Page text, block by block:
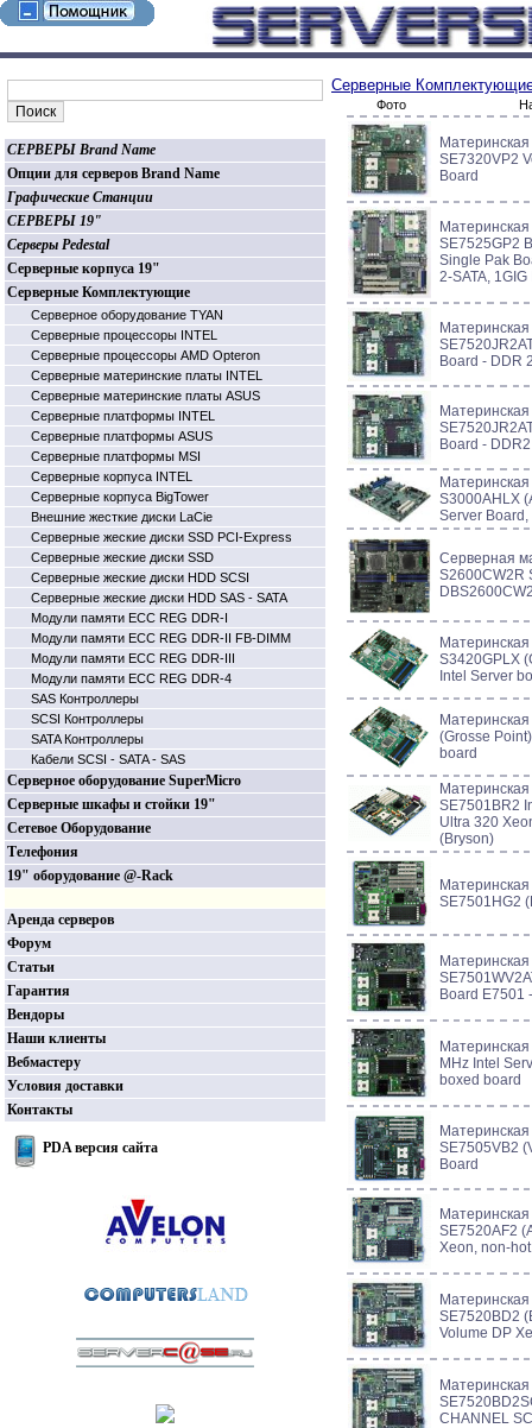
СЕРВЕРЫ Brand Name
Опции для серверов Brand Name
Графические Станции
СЕРВЕРЫ 19"
Серверы Pedestal
Серверные корпуса 19"
Серверные Комплектующие
Серверное оборудование TYAN
Серверные процессоры INTEL
Серверные процессоры AMD Opteron
Серверные материнские платы INTEL
Серверные материнские платы ASUS
Серверные платформы INTEL
Серверные платформы ASUS
Серверные платформы MSI
Серверные корпуса INTEL
Серверные корпуса BigTower
Внешние жесткие диски LaCie
Серверные жеские диски SSD PCI-Express
Серверные жеские диски SSD
Серверные жеские диски HDD SCSI
Серверные жеские диски HDD SAS - SATA
Модули памяти ECC REG DDR-I
Модули памяти ECC REG DDR-II FB-DIMM
Модули памяти ECC REG DDR-III
Модули памяти ECC REG DDR-4
SAS Контроллеры
SCSI Контроллеры
SATA Контроллеры
Кабели SCSI - SATA - SAS
Серверное оборудование SuperMicro
Серверные шкафы и стойки 19"
Сетевое Оборудование
Телефония
19" оборудование @-Rack
Аренда серверов
Форум
Статьи
Гарантия
Вендоры
Наши клиенты
Вебмастеру
Условия доставки
Контакты
PDA версия сайта
Серверные
Фото
SE7320VP2
Board
SE7525GP2
Single Pak
2-SATA, 1GIG
Board - DDR
Board - DDR2
S3000AHLX
Server Board,
Серверная
S2600CW2R
S3420GPLX
Intel Server
(Grosse
board
SE7501BR2
Ultra 320
(Bryson)
SE7501HG2
Board E7501
MHz Intel
boxed board
SE7505VB2
Board
SE7520AF2
Xeon, non-
SE7520BD2
Volume DP
CHANNEL